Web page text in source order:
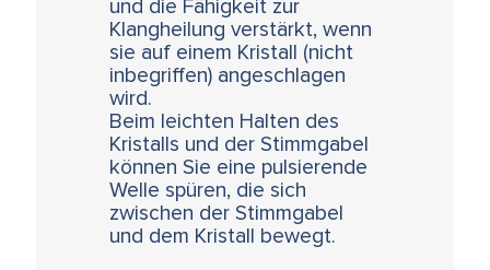
und die Fähigkeit zur
Klangheilung verstärkt, wenn
sie auf einem Kristall (nicht
inbegriffen) angeschlagen
wird.
Beim leichten Halten des
Kristalls und der Stimmgabel
können Sie eine pulsierende
Welle spüren, die sich
zwischen der Stimmgabel
und dem Kristall bewegt.